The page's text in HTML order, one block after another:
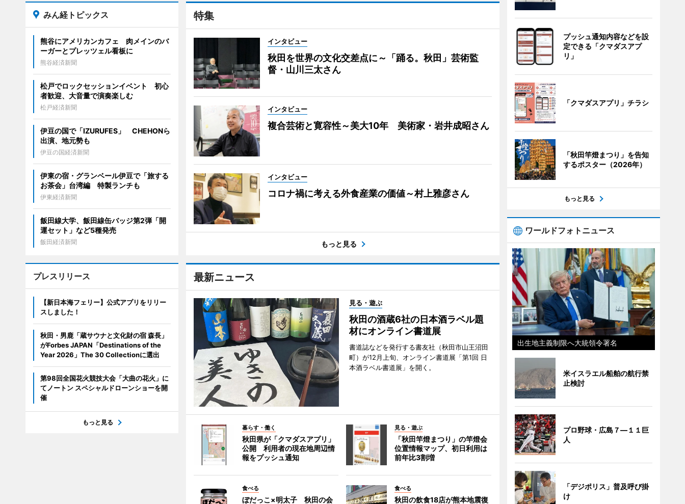
特集
インタビュー
秋田を世界の文化交差点に～「踊る。秋田」芸術監
督・山川三太さん
インタビュー
複合芸術と寛容性～美大10年 美術家・岩井成昭さん
インタビュー
コロナ禍に考える外食産業の価値～村上雅彦さん
もっと見る
最新ニュース
見る・遊ぶ
秋田の酒蔵6社の日本酒ラベル題
材にオンライン書道展
書道誌などを発行する書友社（秋田市山王沼田
町）が12月上旬、オンライン書道展「第1回 日
本酒ラベル書道展」を開く。
暮らす・働く
秋田県が「クマダスアプリ」
公開 利用者の現在地周辺情
報をプッシュ通知
見る・遊ぶ
「秋田竿燈まつり」の竿燈会
位置情報マップ、初日利用は
前年比3割増
食べる
ぼだっこ×明太子 秋田の会
食べる
秋田の飲食18店が熊本地震復
みん経トピックス
熊谷にアメリカンカフェ 肉メインのバ
ーガーとプレッツェル看板に
熊谷経済新聞
松戸でロックセッションイベント 初心
者歓迎、大音量で演奏楽しむ
松戸経済新聞
伊豆の国で「IZURUFES」 CHEHONら
出演、地元勢も
伊豆の国経済新聞
伊東の宿・グランベール伊豆で「旅する
お茶会」台湾編 特製ランチも
伊東経済新聞
飯田線大学、飯田線缶バッジ第2弾「開
運セット」など5種発売
飯田経済新聞
プレスリリース
【新日本海フェリー】公式アプリをリリー
スしました！
秋田・男鹿「蔵サウナと文化財の宿 森長」
がForbes JAPAN「Destinations of the
Year 2026」The 30 Collectionに選出
第98回全国花火競技大会「大曲の花火」に
てノートン スペシャルドローンショーを開
催
もっと見る
プッシュ通知内容などを設
定できる「クマダスアプ
リ」
「クマダスアプリ」チラシ
「秋田竿燈まつり」を告知
するポスター（2026年）
もっと見る
ワールドフォトニュース
出生地主義制限へ大統領令署名
米イスラエル船舶の航行禁
止検討
プロ野球・広島７―１１巨
人
「デジポリス」普及呼び掛
け